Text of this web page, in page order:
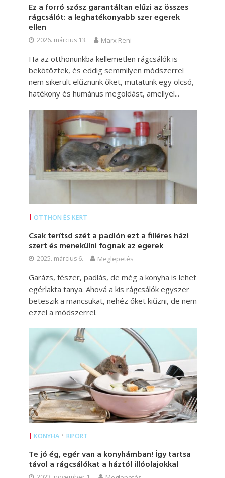
Ez a forró szósz garantáltan elűzi az összes
rágcsálót: a leghatékonyabb szer egerek
ellen
2026. március 13. Marx Reni
Ha az otthonunkba kellemetlen rágcsálók is
bekötöztek, és eddig semmilyen módszerrel
nem sikerült elűznünk őket, mutatunk egy olcsó,
hatékony és humánus megoldást, amellyel...
OTTHON ÉS KERT
Csak terítsd szét a padlón ezt a filléres házi
szert és menekülni fognak az egerek
2025. március 6. Meglepetés
Garázs, fészer, padlás, de még a konyha is lehet
egérlakta tanya. Ahová a kis rágcsálók egyszer
beteszik a mancsukat, nehéz őket kiűzni, de nem
ezzel a módszerrel.
KONYHA • RIPORT
Te jó ég, egér van a konyhámban! Így tartsa
távol a rágcsálókat a háztól illóolajokkal